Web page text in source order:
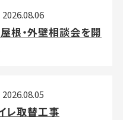
2026.08.06
根・外壁相談会を開
2026.08.05
レ取替工事